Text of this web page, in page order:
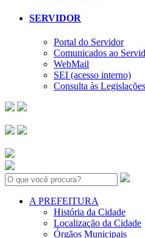
SERVIDOR
Portal do Servidor
Comunicados ao
WebMail
SEI (acesso interno)
Consulta às Legislações
Search:
A PREFEITURA
História da Cidade
Localização da Cidade
Órgãos Municipais